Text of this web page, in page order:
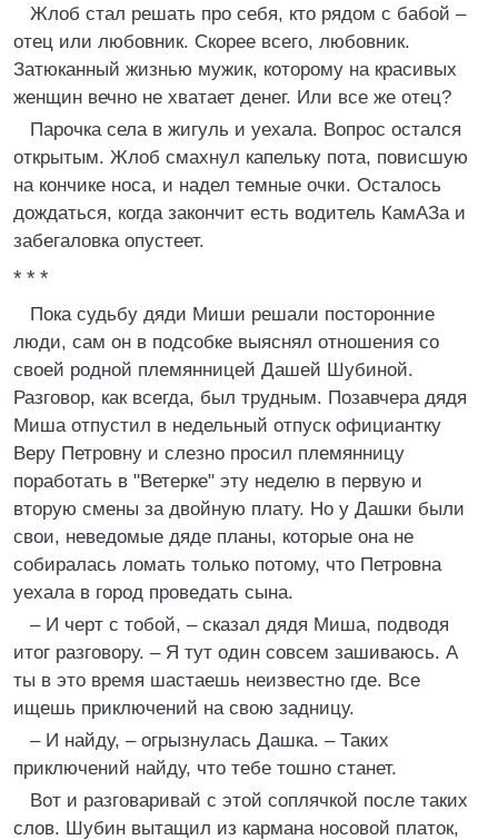
Жлоб стал решать про себя, кто рядом с бабой –
отец или любовник. Скорее всего, любовник.
Затюканный жизнью мужик, которому на красивых
женщин вечно не хватает денег. Или все же отец?
Парочка села в жигуль и уехала. Вопрос остался
открытым. Жлоб смахнул капельку пота, повисшую
на кончике носа, и надел темные очки. Осталось
дождаться, когда закончит есть водитель КамАЗа и
забегаловка опустеет.
* * *
Пока судьбу дяди Миши решали посторонние
люди, сам он в подсобке выяснял отношения со
своей родной племянницей Дашей Шубиной.
Разговор, как всегда, был трудным. Позавчера дядя
Миша отпустил в недельный отпуск официантку
Веру Петровну и слезно просил племянницу
поработать в "Ветерке" эту неделю в первую и
вторую смены за двойную плату. Но у Дашки были
свои, неведомые дяде планы, которые она не
собиралась ломать только потому, что Петровна
уехала в город проведать сына.
– И черт с тобой, – сказал дядя Миша, подводя
итог разговору. – Я тут один совсем зашиваюсь. А
ты в это время шастаешь неизвестно где. Все
ищешь приключений на свою задницу.
– И найду, – огрызнулась Дашка. – Таких
приключений найду, что тебе тошно станет.
Вот и разговаривай с этой соплячкой после таких
слов. Шубин вытащил из кармана носовой платок,